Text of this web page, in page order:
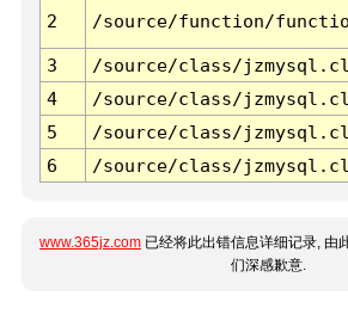
2 /source/function/
3 /source/class/
4
/source/class/
5
/source/class/
6
/source/class/
www.365jz.com 已经将此出错信息详细记录, 由
们深感歉意.